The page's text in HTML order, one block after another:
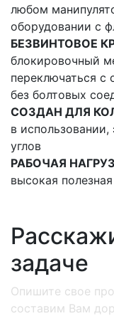
любом
оборудовании с
БЕЗВИНТОВОЕ
блокировочный
переключаться с
без болтовых
СОЗДАН ДЛЯ
в
углов
РАБОЧАЯ
высокая
задаче
Опишите свое
составим Вам